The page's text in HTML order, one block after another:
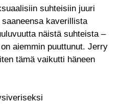
suhteisiin juuri
kaverillista
näistä suhteista –
aiemmin puuttunut. Jerry
tämä vaikutti häneen